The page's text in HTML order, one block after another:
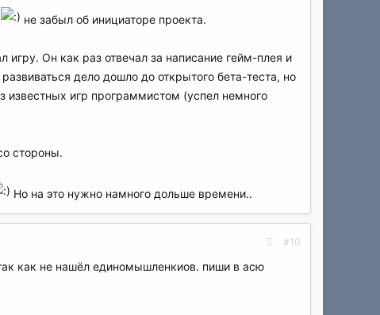
не забыл об инициаторе проекта.
Он как раз отвечал за написание гейм-плея и
дело дошло до открытого бета-теста, но
известных игр программистом (успел немного
стороны.
Но на это нужно намного дольше времени..
#10
как не нашёл единомышленкиов. пиши в асю